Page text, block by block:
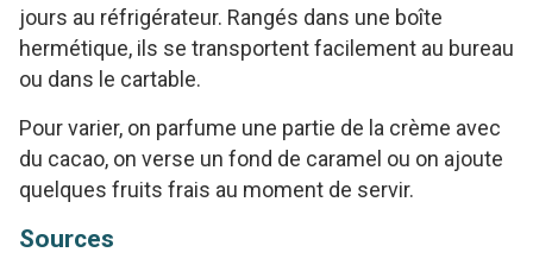
jours au réfrigérateur. Rangés dans une boîte
hermétique, ils se transportent facilement au bureau
ou dans le cartable.
Pour varier, on parfume une partie de la crème avec
du cacao, on verse un fond de caramel ou on ajoute
quelques fruits frais au moment de servir.
Sources